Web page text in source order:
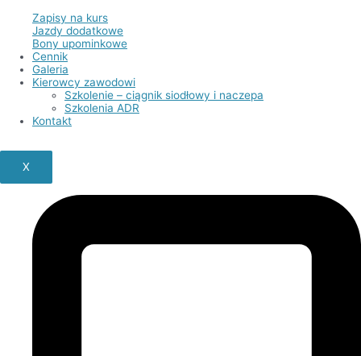
Zapisy na kurs
Jazdy dodatkowe
Bony upominkowe
Cennik
Galeria
Kierowcy zawodowi
Szkolenie – ciągnik siodłowy i naczepa
Szkolenia ADR
Kontakt
X